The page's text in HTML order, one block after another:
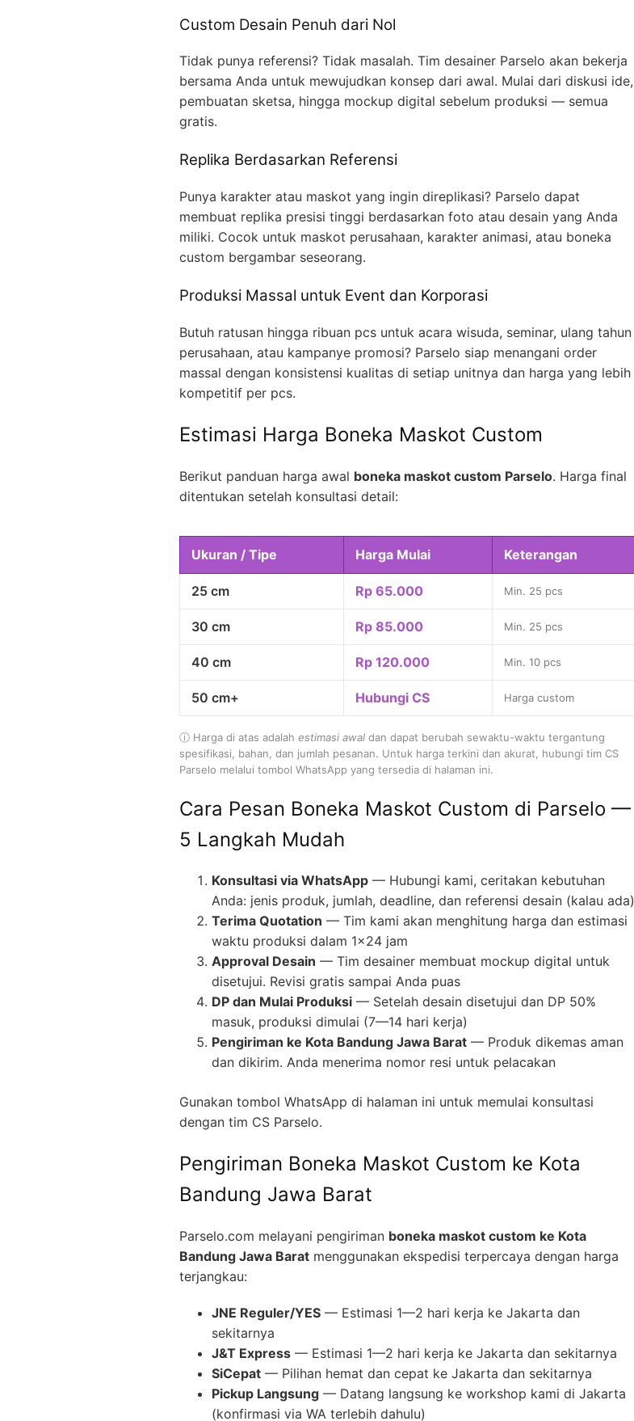
Custom Desain Penuh dari Nol
Tidak punya referensi? Tidak masalah. Tim desainer Parselo akan bekerja
bersama Anda untuk mewujudkan konsep dari awal. Mulai dari diskusi ide,
pembuatan sketsa, hingga mockup digital sebelum produksi — semua
gratis.
Replika Berdasarkan Referensi
Punya karakter atau maskot yang ingin direplikasi? Parselo dapat
membuat replika presisi tinggi berdasarkan foto atau desain yang Anda
miliki. Cocok untuk maskot perusahaan, karakter animasi, atau boneka
custom bergambar seseorang.
Produksi Massal untuk Event dan Korporasi
Butuh ratusan hingga ribuan pcs untuk acara wisuda, seminar, ulang tahun
perusahaan, atau kampanye promosi? Parselo siap menangani order
massal dengan konsistensi kualitas di setiap unitnya dan harga yang lebih
kompetitif per pcs.
Estimasi Harga Boneka Maskot Custom
Berikut panduan harga awal boneka maskot custom Parselo. Harga final
ditentukan setelah konsultasi detail:
Ukuran / Tipe Harga Mulai Keterangan
25 cm Rp 65.000 Min. 25 pcs
30 cm Rp 85.000 Min. 25 pcs
40 cm Rp 120.000 Min. 10 pcs
50 cm+ Hubungi CS Harga custom
ⓘ Harga di atas adalah estimasi awal dan dapat berubah sewaktu-waktu tergantung
spesifikasi, bahan, dan jumlah pesanan. Untuk harga terkini dan akurat, hubungi tim CS
Parselo melalui tombol WhatsApp yang tersedia di halaman ini.
Cara Pesan Boneka Maskot Custom di Parselo —
5 Langkah Mudah
Konsultasi via WhatsApp — Hubungi kami, ceritakan kebutuhan
Anda: jenis produk, jumlah, deadline, dan referensi desain (kalau ada)
Terima Quotation — Tim kami akan menghitung harga dan estimasi
waktu produksi dalam 1×24 jam
Approval Desain — Tim desainer membuat mockup digital untuk
disetujui. Revisi gratis sampai Anda puas
DP dan Mulai Produksi — Setelah desain disetujui dan DP 50%
masuk, produksi dimulai (7—14 hari kerja)
Pengiriman ke Kota Bandung Jawa Barat — Produk dikemas aman
dan dikirim. Anda menerima nomor resi untuk pelacakan
Gunakan tombol WhatsApp di halaman ini untuk memulai konsultasi
dengan tim CS Parselo.
Pengiriman Boneka Maskot Custom ke Kota
Bandung Jawa Barat
Parselo.com melayani pengiriman boneka maskot custom ke Kota
Bandung Jawa Barat menggunakan ekspedisi terpercaya dengan harga
terjangkau:
JNE Reguler/YES — Estimasi 1—2 hari kerja ke Jakarta dan
sekitarnya
J&T Express — Estimasi 1—2 hari kerja ke Jakarta dan sekitarnya
SiCepat — Pilihan hemat dan cepat ke Jakarta dan sekitarnya
Pickup Langsung — Datang langsung ke workshop kami di Jakarta
(konfirmasi via WA terlebih dahulu)